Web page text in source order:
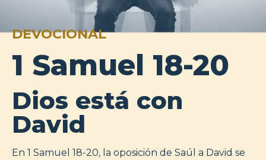
DEVOCIONAL
1 Samuel 18-20
Dios está con
David
En 1 Samuel 18-20, la oposición de Saúl a David se